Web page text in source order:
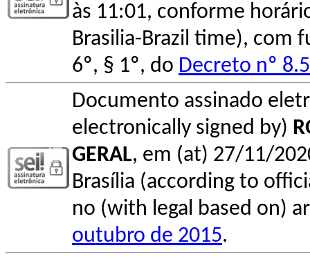
às 11:01, conforme
Brasilia-Brazil time), com
6º, § 1º, do Decreto nº
Documento assinado
electronically signed by)
GERAL, em (at) 27/11/
Brasília (according to
no (with legal based on)
outubro de 2015.